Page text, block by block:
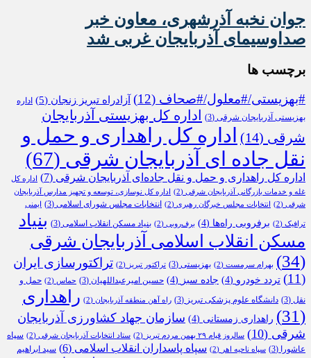
جوان نخبه آذرشهری، معاون خبر
صداوسیمای آذربایجان غربی شد
برچسب ها
#بهزیستی/#معلول/#صحاف (12) آزادراه تبریز زنجان (5)
اداره
بهزیستی آذربایجان شرقی (3)
اداره کل بهزیستی آذربایجان
شرقی (14)
اداره کل راهداری و حمل و
نقل جاده ای آذربایجان شرقی (67)
اداره کل راهداری و حمل و نقل جاده‌ای آذربایجان شرقی (7)
اداره کل
غله و خدمات بازرگانی آذربایجان شرقی (2)
اداره کل نوسازی، توسعه و تجهیز مدارس آذربایجان
شرقی (2) انتخابات مجلس خبرگان رهبری (2) انتخابات مجلس شورای اسلامی (3) ایمنی
ترافیک (2) برفروبی راه‌ها (4) برف‌روبی (2) بنیاد مسکن انقلاب اسلامی (3)
بنیاد
مسکن انقلاب اسلامی آذربایجان شرقی
(34)
بهرام سرمست (2) بهزیستی (3) تراکتور تبریز (2)
تراکتورسازی ایران
(11)
تردد خودرو (4) جاده سبز (4) حسین امیرعبداللهیان (3) حماس (2)
حمل و
نقل (3) دانشگاه علوم پزشکی تبریز (3) راه آهن منطقه آذربایجان (2)
راهداری
(31)
راهداری زمستانی (4)
سازمان جهاد کشاورزی آذربایجان
شرقی (10) سالروز قیام ۲۹ بهمن مردم تبریز (2) ستاد انتخابات آذربایجان شرقی (2)
سپاه
عاشورا
(3) سپاه ناحیه اهر (2) سپاه پاسداران انقلاب اسلامی (6) سید ابراهیم